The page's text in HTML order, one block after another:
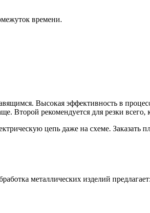
времени.
Высокая эффективность в
Второй рекомендуется для резки всего,
цепь даже на схеме. Заказать
металлических изделий предлагает: